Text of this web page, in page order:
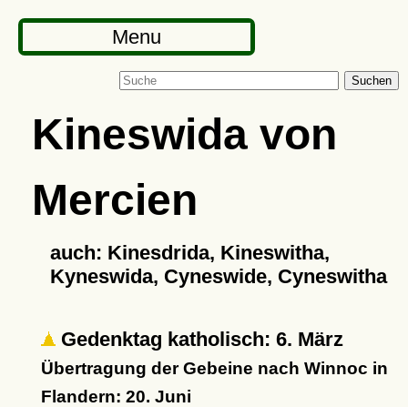
Menu
Suchen
Kineswida von
Mercien
auch: Kinesdrida, Kineswitha,
Kyneswida, Cyneswide, Cyneswitha
Gedenktag katholisch: 6. März
Übertragung der Gebeine nach Winnoc in
Flandern: 20. Juni